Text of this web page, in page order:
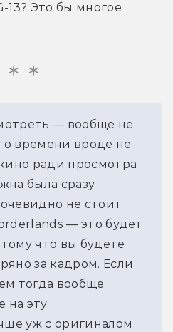
13? Это бы многое
— вообще не
времени вроде не
ради просмотра
была сразу
не стоит.
— это будет
что вы будете
за кадром. Если
тогда вообще
на эту
уж с оригиналом